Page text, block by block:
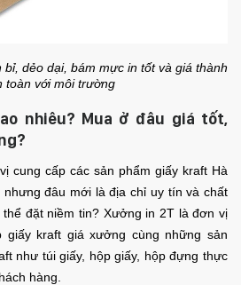
dẻo dại, bám mực in tốt và giá thành
toàn với môi trường
nhiêu? Mua ở đâu giá tốt,
cung cấp các sản phẩm giấy kraft Hà
nhưng đâu mới là địa chỉ uy tín và chất
đặt niềm tin? Xưởng in 2T là đơn vị
kraft giá xưởng cùng những sản
như túi giấy, hộp giấy, hộp đựng thực
hàng.